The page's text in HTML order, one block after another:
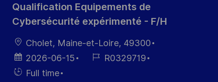
Qualification Equipements de
Cybersécurité expérimenté - F/H
Ort
Cholet, Maine-et-Loire, 49300
Datum der
Veröffentlichung
2026-06-15
Job- R0329719
Einstellunngstyp
Full time